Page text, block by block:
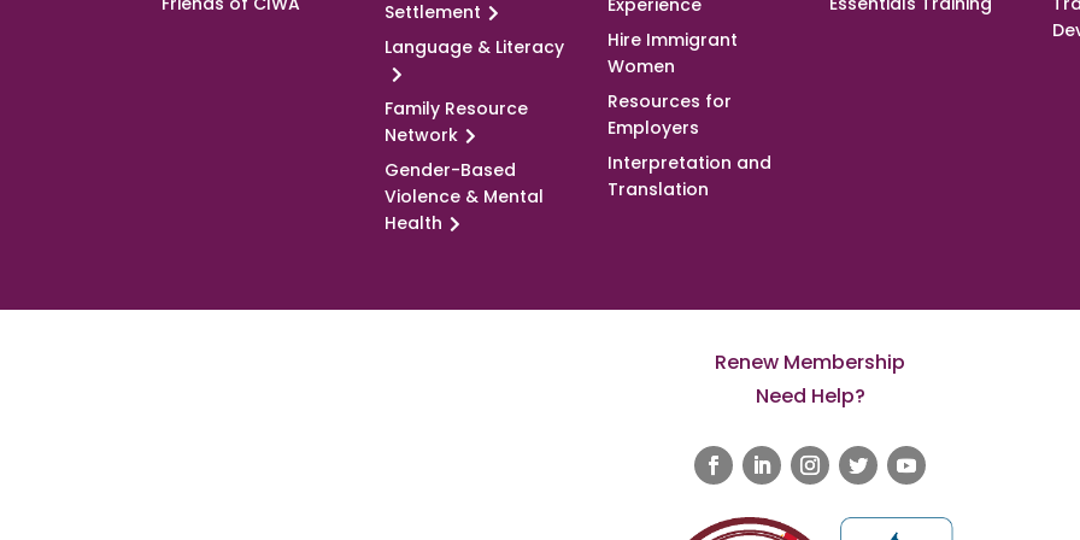
Settlement
Language & Literacy
Family Resource
Network
Gender-Based
Violence & Mental
Health
Hire Immigrant
Women
Resources for
Employers
Interpretation and
Translation
Renew Membership
Need Help?